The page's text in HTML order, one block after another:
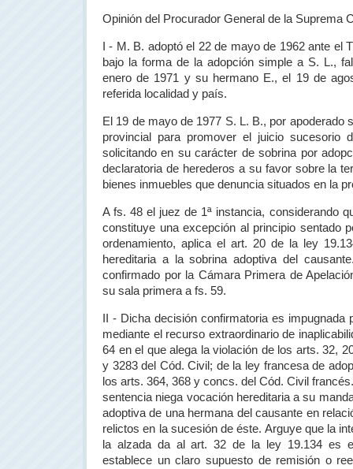
Opinión del Procurador General de la Suprema
I - M. B. adoptó el 22 de mayo de 1962 ante el
bajo la forma de la adopción simple a S. L.,
enero de 1971 y su hermano E., el 19 de
referida localidad y país.
El 19 de mayo de 1977 S. L. B., por apoderado
provincial para promover el juicio sucesorio
solicitando en su carácter de sobrina por
declaratoria de herederos a su favor sobre la
bienes inmuebles que denuncia situados en la
A fs. 48 el juez de 1ª instancia, considerando
constituye una excepción al principio sentado
ordenamiento, aplica el art. 20 de la ley
hereditaria a la sobrina adoptiva del
confirmado por la Cámara Primera de
su sala primera a fs. 59.
II - Dicha decisión confirmatoria es impugnada
mediante el recurso extraordinario de
64 en el que alega la violación de los arts. 32,
y 3283 del Cód. Civil; de la ley francesa de
los arts. 364, 368 y concs. del Cód. Civil
sentencia niega vocación hereditaria a su
adoptiva de una hermana del causante en
relictos en la sucesión de éste. Arguye que la
la alzada da al art. 32 de la ley 19.134 es
establece un claro supuesto de remisión o